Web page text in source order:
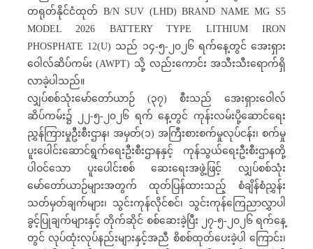
တရုတ်နိုင်ငံထုတ် B/N SUV (LHD) BRAND NAME MG S5
MODEL 2026 BATTERY TYPE LITHIUM IRON
PHOSPHATE 12(U) သည် ၁၄-၅-၂၀၂၆ ရက်နေ့တွင် အေးရှား
ဝေါလ်ဆိပ်ကမ်း (AWPT) သို့ လည်းကောင်း အသီးသီးရောက်ရှိ
လာခဲ့ပါသည်။
လျှပ်စစ်သုံးမော်တော်ယာဉ် (၃၇) စီးသည် အေးရှားဝေါလ်
ဆိပ်ကမ်း၌ ၂၂-၅-၂၀၂၆ ရက် နေ့တွင် ကုန်းလမ်းပို့ဆောင်ရေး
ညွှန်ကြားမှုဦးစီးဌာန၊ အမှတ်(၁) အကြီးစားစက်မှုလုပ်ငန်း၊ စက်မှု
ပူးပေါင်းဆောင်ရွက်ရေးဦးစီးဌာနနှင့် ကုန်သွယ်ရေးဦးစီးဌာနတို့
ပါဝင်သော ပူးပေါင်းစစ် ဆေးရေးအဖွဲ့ဖြင့် လျှပ်စစ်သုံး
မော်တော်ယာဉ်များအတွက် ထုတ်ပြန်ထားသည့် စံချိန်စံညွှန်း
သတ်မှတ်ချက်များ၊ သွင်းကုန်လိုင်စင်၊ သွင်းကုန်ကြေညာလွှာပါ
ခွင့်ပြုချက်များနှင့် တိုက်ဆိုင် စစ်ဆေးခဲ့ပြီး ၂၇-၅-၂၀၂၆ ရက်နေ့
တွင် လုပ်ထုံးလုပ်နည်းများနှင့်အညီ စိစစ်ထုတ်ပေးခဲ့ပါ ကြောင်း၊